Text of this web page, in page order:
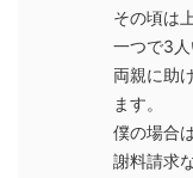
その頃は
一つで3
両親に助
ます。
僕の場合
謝料請求